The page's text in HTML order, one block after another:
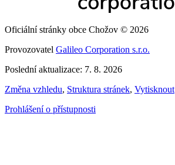
Oficiální stránky obce Chožov © 2026
Provozovatel Galileo Corporation s.r.o.
Poslední aktualizace: 7. 8. 2026
Změna vzhledu, Struktura stránek, Vytisknout
Prohlášení o přístupnosti